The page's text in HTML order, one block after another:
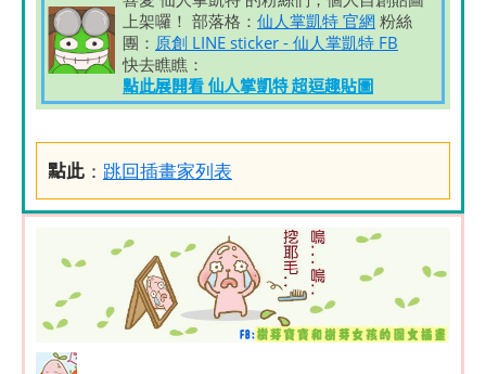
上架囉！ 部落格： 仙人掌凱特 官網 粉絲
團： 原創 LINE sticker - 仙人掌凱特 FB
快去瞧瞧：
點此展開看 仙人掌凱特 超逗趣貼圖
點此 ： 跳回插畫家列表